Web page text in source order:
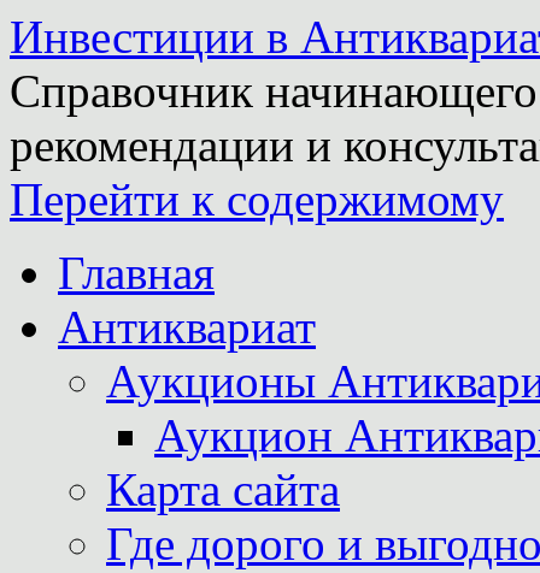
Инвестиции в
Справочник
рекомендации и
Перейти к содержимому
Главная
Антиквариат
Аукционы
Аукцион
Карта сайта
Где дорого и